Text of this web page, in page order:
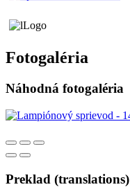
Fotogaléria
Náhodná fotogaléria
Preklad (translations)